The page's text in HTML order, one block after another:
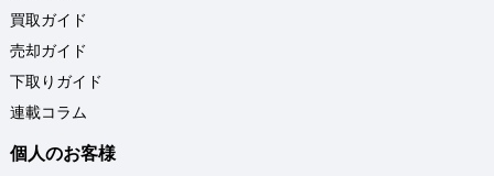
買取ガイド
売却ガイド
下取りガイド
連載コラム
個人のお客様